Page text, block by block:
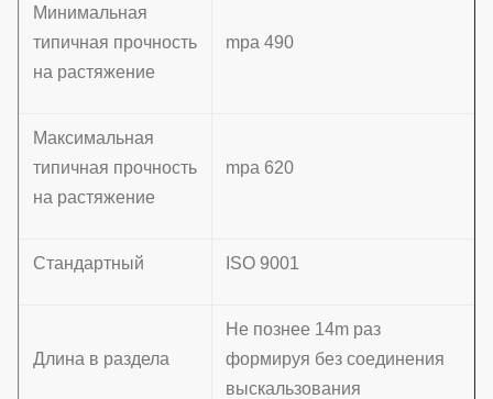
Минимальная
типичная прочность
на растяжение
mpa 490
Максимальная
типичная прочность
на растяжение
mpa 620
Стандартный ISO 9001
Длина в раздела
Не познее 14m раз
формируя без соединения
выскальзования